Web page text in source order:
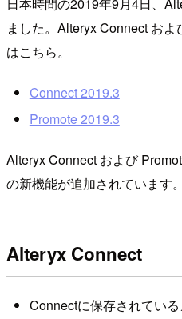
ました。Alteryx Connect お
はこちら。
Connect 2019.3
Promote 2019.3
Alteryx Connect および
の新機能が追加されています。
Alteryx Connect
Connectに保存されてい